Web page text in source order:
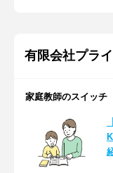
有限会社プラ
家庭教師のスイッ